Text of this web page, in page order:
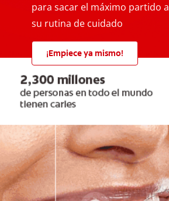
para sacar el máximo partido a
su rutina de cuidado
¡Empiece ya mismo!